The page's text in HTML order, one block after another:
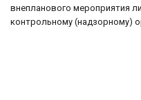
внепланового мероприятия
контрольному (надзорному)